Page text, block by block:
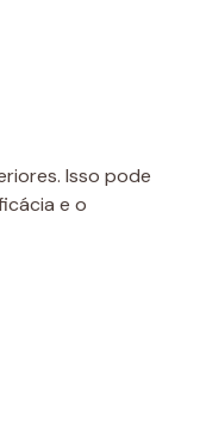
Isso pode
e o